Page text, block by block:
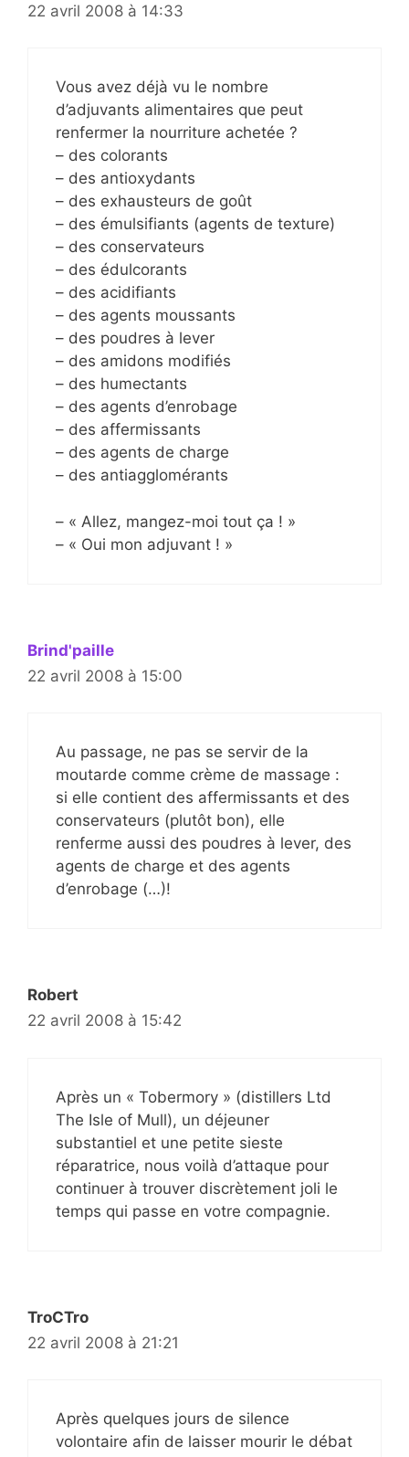
22 avril 2008 à 14:33
Vous avez déjà vu le nombre
d’adjuvants alimentaires que peut
renfermer la nourriture achetée ?
– des colorants
– des antioxydants
– des exhausteurs de goût
– des émulsifiants (agents de texture)
– des conservateurs
– des édulcorants
– des acidifiants
– des agents moussants
– des poudres à lever
– des amidons modifiés
– des humectants
– des agents d’enrobage
– des affermissants
– des agents de charge
– des antiagglomérants
– « Allez, mangez-moi tout ça ! »
– « Oui mon adjuvant ! »
Brind'paille
22 avril 2008 à 15:00
Au passage, ne pas se servir de la
moutarde comme crème de massage :
si elle contient des affermissants et des
conservateurs (plutôt bon), elle
renferme aussi des poudres à lever, des
agents de charge et des agents
d’enrobage (…)!
Robert
22 avril 2008 à 15:42
Après un « Tobermory » (distillers Ltd
The Isle of Mull), un déjeuner
substantiel et une petite sieste
réparatrice, nous voilà d’attaque pour
continuer à trouver discrètement joli le
temps qui passe en votre compagnie.
TroCTro
22 avril 2008 à 21:21
Après quelques jours de silence
volontaire afin de laisser mourir le débat